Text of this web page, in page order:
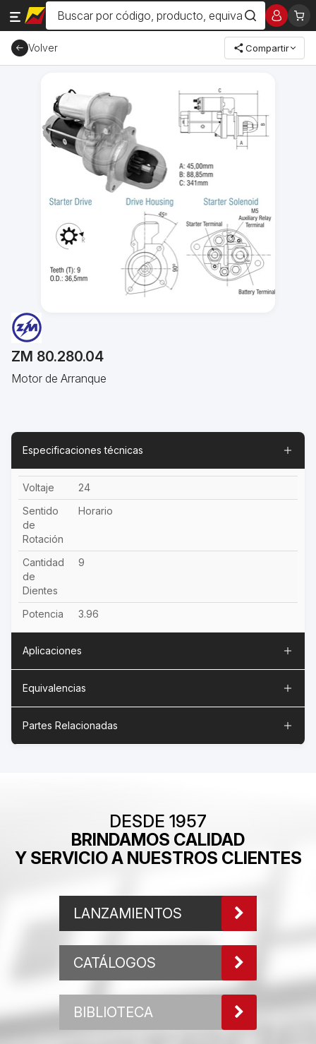
Volver Compartir
ZM 80.280.04
Motor de Arranque
Especificaciones técnicas
Voltaje
24
Sentido
de
Rotación
Horario
Cantidad
de
Dientes
9
Potencia 3.96
Aplicaciones
Equivalencias
Partes Relacionadas
DESDE 1957
BRINDAMOS CALIDAD
Y SERVICIO A NUESTROS CLIENTES
LANZAMIENTOS
CATÁLOGOS
BIBLIOTECA